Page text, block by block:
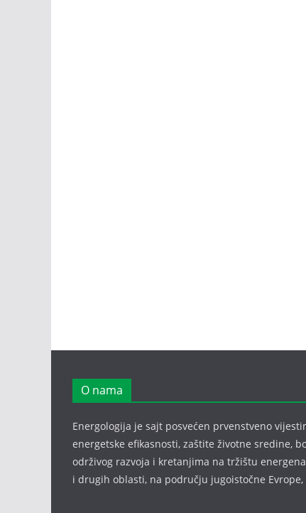
O nama
Energologija je sajt posvećen prvenstveno
energetske efikasnosti, zaštite životne sredine,
održivog razvoja i kretanjima na tržištu
i drugih oblasti, na području jugoistočne